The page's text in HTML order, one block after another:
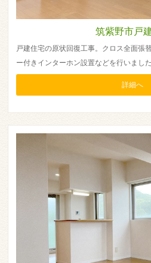
筑紫野市戸
戸建住宅の原状回復工事。クロス全面張
ー付きインターホン設置などを行いました
詳細へ